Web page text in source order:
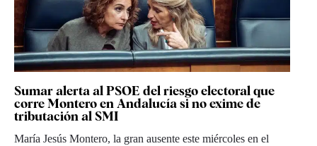
Sumar alerta al PSOE del riesgo electoral que
corre Montero en Andalucía si no exime de
tributación al SMI
María Jesús Montero, la gran ausente este miércoles en el